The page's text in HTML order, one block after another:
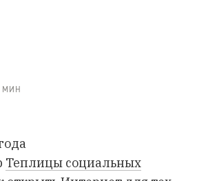
МИН
Теплицы социальных